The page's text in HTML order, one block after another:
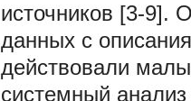
источников [3-9].
данных с
действовали
системный